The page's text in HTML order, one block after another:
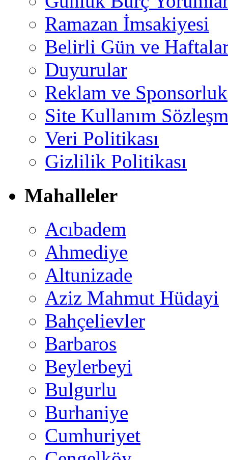
Ramazan İmsakiyesi
Belirli Gün ve
Duyurular
Reklam ve Sponsorluk
Site Kullanım
Veri Politikası
Gizlilik Politikası
Mahalleler
Acıbadem
Ahmediye
Altunizade
Aziz Mahmut Hüdayi
Bahçelievler
Barbaros
Beylerbeyi
Bulgurlu
Burhaniye
Cumhuriyet